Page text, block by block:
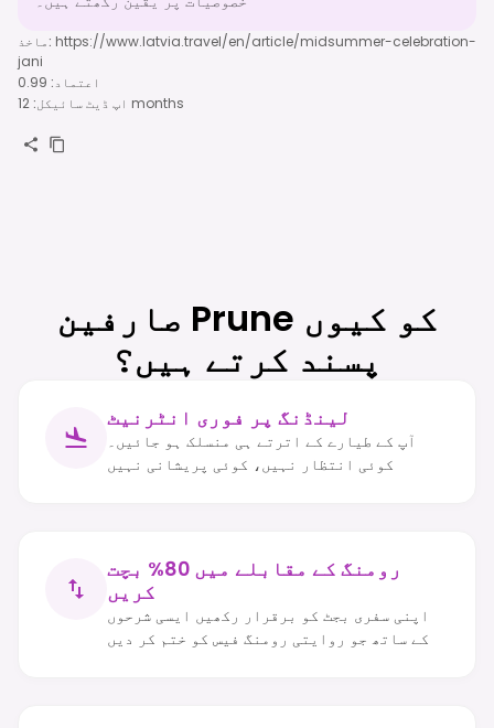
ماخذ: https://www.latvia.travel/en/article/midsummer-celebration-
jani
اعتماد:
0.99
اپ ڈیٹ سائیکل: 12 months
صارفین Prune کو کیوں
پسند کرتے ہیں؟
لینڈنگ پر فوری انٹرنیٹ
آپ کے طیارے کے اترتے ہی منسلک ہو جائیں۔
کوئی انتظار نہیں، کوئی پریشانی نہیں
رومنگ کے مقابلے میں 80% بچت
کریں
اپنی سفری بجٹ کو برقرار رکھیں ایسی شرحوں
کے ساتھ جو روایتی رومنگ فیس کو ختم کر دیں